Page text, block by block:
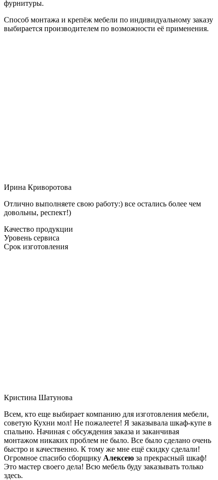
фурнитуры.
Способ монтажа и крепёж мебели по индивидуальному заказу
выбирается производителем по возможности её применения.
Ирина Криворотова
Отлично выполняете свою работу:) все остались более чем
довольны, респект!)
Качество продукции
Уровень сервиса
Срок изготовления
Кристина Шатунова
Всем, кто еще выбирает компанию для изготовления мебели,
советую Кухни мол! Не пожалеете! Я заказывала шкаф-купе в
спальню. Начиная с обсуждения заказа и заканчивая
монтажом никаких проблем не было. Все было сделано очень
быстро и качественно. К тому же мне ещё скидку сделали!
Огромное спасибо сборщику Алексею за прекрасный шкаф!
Это мастер своего дела! Всю мебель буду заказывать только
здесь.